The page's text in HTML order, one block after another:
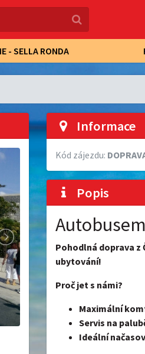
- SELLA RONDA
Informace
Kód zájezdu:
Popis
Pohodlná doprava z
ubytování!
Proč jet s námi?
Maximální
Servis na
Ideální